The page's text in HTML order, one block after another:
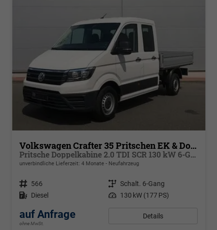
Volkswagen Crafter 35 Pritschen EK & Doka
Pritsche Doppelkabine 2.0 TDI SCR 130 kW 6-Gang, 6 Sitze, Klima
unverbindliche Lieferzeit: 4 Monate Neufahrzeug
Fahrzeugnr. 566 Getriebe Schalt. 6-Gang
Kraftstoff Diesel Leistung 130 kW (177 PS)
auf Anfrage
ohne MwSt.
Details